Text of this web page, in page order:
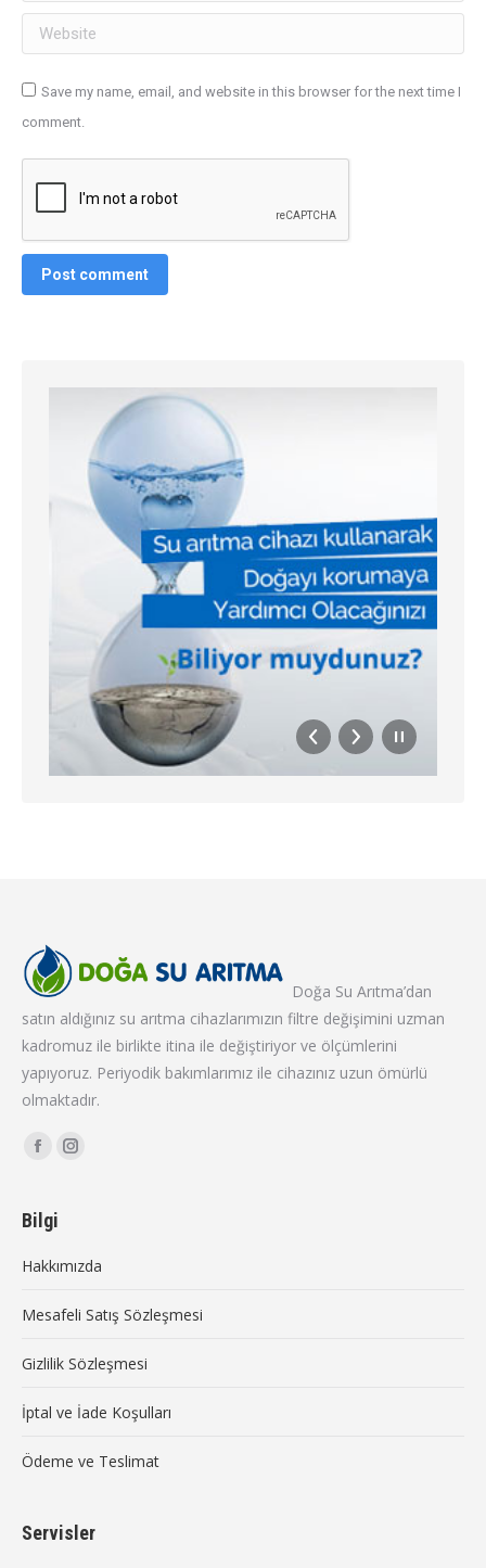
Website
Save my name, email, and website in this browser for the next time I
comment.
Post comment
Doğa Su Arıtma’dan
satın aldığınız su arıtma cihazlarımızın filtre değişimini uzman
kadromuz ile birlikte itina ile değiştiriyor ve ölçümlerini
yapıyoruz. Periyodik bakımlarımız ile cihazınız uzun ömürlü
olmaktadır.
Find us on:
Facebook
opens
new
Instagram
new
Bilgi
Hakkımızda
Mesafeli Satış Sözleşmesi
Gizlilik Sözleşmesi
İptal ve İade Koşulları
Ödeme ve Teslimat
Servisler